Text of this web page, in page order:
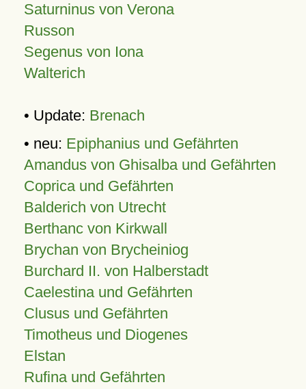
Saturninus von Verona
Russon
Segenus von Iona
Walterich
• Update: Brenach
• neu: Epiphanius und Gefährten
Amandus von Ghisalba und Gefährten
Coprica und Gefährten
Balderich von Utrecht
Berthanc von Kirkwall
Brychan von Brycheiniog
Burchard II. von Halberstadt
Caelestina und Gefährten
Clusus und Gefährten
Timotheus und Diogenes
Elstan
Rufina und Gefährten